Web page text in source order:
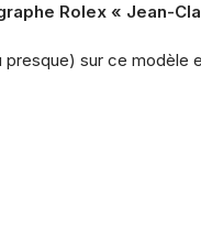
Rolex « Jean-
presque) sur ce modèle